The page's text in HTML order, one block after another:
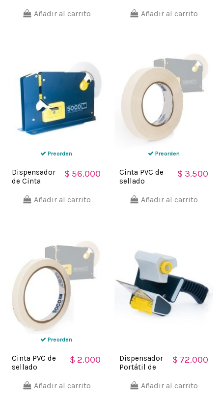
48mm xAñadir al carrito
Ideal paraAñadir al carrito
Preorden
Dispensador
de Cinta
Alimentos
$ 56.000
Añadir al carrito
Preorden
Cinta PVC de
sellado
bolsas
$ 3.500
Añadir al carrito
Preorden
Cinta PVC de
sellado
bolsas
$ 2.000
Añadir al carrito
Dispensador
Portátil de
Adhesiva 3"
$ 72.000
Añadir al carrito